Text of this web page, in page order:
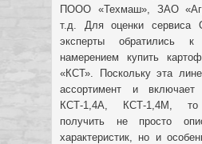
ПООО «Техмаш», ЗАО
т.д. Для оценки
эксперты обратились к
намерением купить
«КСТ». Поскольку эта
ассортимент и включает
КСТ-1,4А, КСТ-1,4М,
получить не просто
характеристик, но и